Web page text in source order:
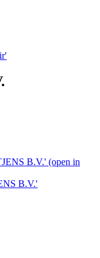
B.V.' (open in
B.V.'